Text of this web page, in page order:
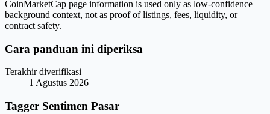
CoinMarketCap page information is used only as low-confidence
background context, not as proof of listings, fees, liquidity, or
contract safety.
Cara panduan ini diperiksa
Terakhir diverifikasi
1 Agustus 2026
Tagger Sentimen Pasar